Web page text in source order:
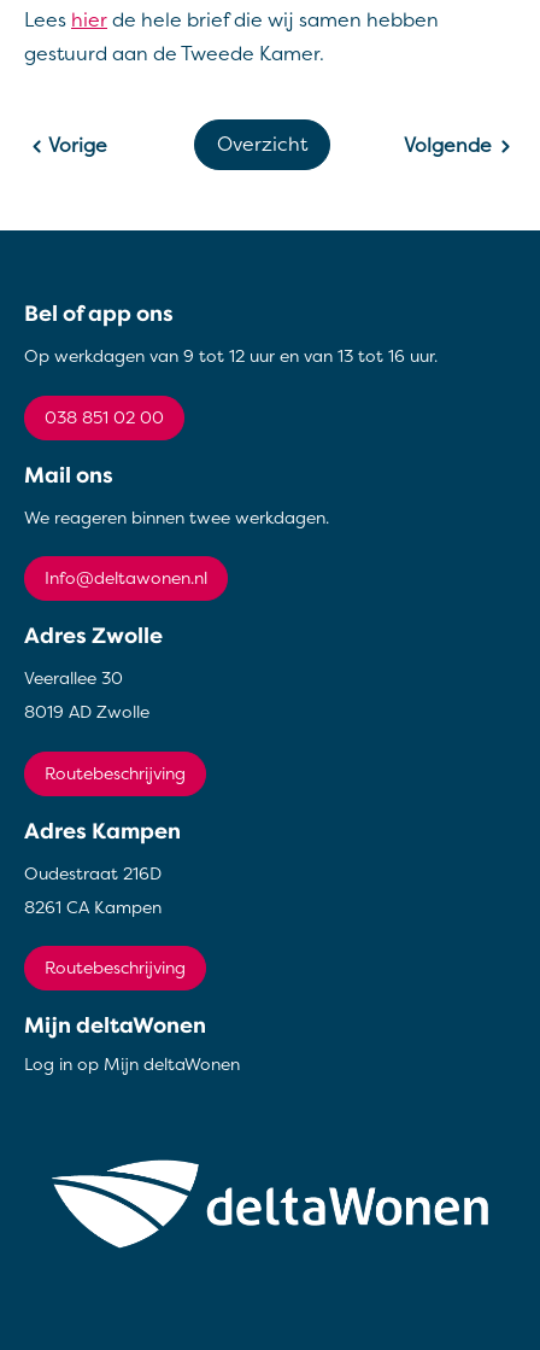
Lees hier de hele brief die wij samen hebben
gestuurd aan de Tweede Kamer.
Volgende
Overzicht
Vorige
Contactinformatie
Bel of app ons
Op werkdagen van 9 tot 12 uur en van 13 tot 16 uur.
038 851 02 00
Mail ons
We reageren binnen twee werkdagen.
info@deltawonen.nl
Adres Zwolle
Veerallee 30
8019 AD Zwolle
Routebeschrijving
Adres Kampen
Oudestraat 216D
8261 CA Kampen
Routebeschrijving
Mijn deltaWonen
Log in op Mijn deltaWonen